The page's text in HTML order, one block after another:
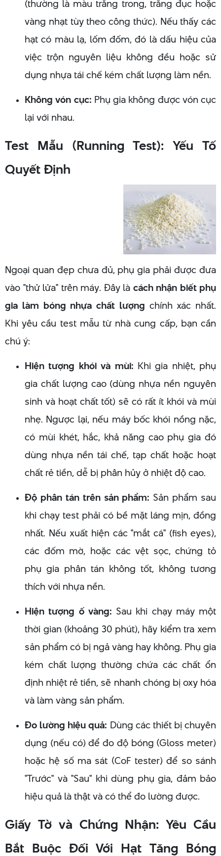
(thường là màu trắng trong, trắng đục hoặc
vàng nhạt tùy theo công thức). Nếu thấy các
hạt có màu lạ, lốm đốm, đó là dấu hiệu của
việc trộn nguyên liệu không đều hoặc sử
dụng nhựa tái chế kém chất lượng làm nền.
Không vón cục: Phụ gia không được vón cục
lại với nhau.
Test Mẫu (Running Test): Yếu Tố
Quyết Định
Ngoại quan đẹp chưa đủ, phụ gia phải được đưa
vào "thử lửa" trên máy. Đây là cách nhận biết phụ
gia làm bóng nhựa chất lượng chính xác nhất.
Khi yêu cầu test mẫu từ nhà cung cấp, bạn cần
chú ý:
Hiện tượng khói và mùi: Khi gia nhiệt, phụ
gia chất lượng cao (dùng nhựa nền nguyên
sinh và hoạt chất tốt) sẽ có rất ít khói và mùi
nhẹ. Ngược lại, nếu máy bốc khói nồng nặc,
có mùi khét, hắc, khả năng cao phụ gia đó
dùng nhựa nền tái chế, tạp chất hoặc hoạt
chất rẻ tiền, dễ bị phân hủy ở nhiệt độ cao.
Độ phân tán trên sản phẩm: Sản phẩm sau
khi chạy test phải có bề mặt láng mịn, đồng
nhất. Nếu xuất hiện các "mắt cá" (fish eyes),
các đốm mờ, hoặc các vệt sọc, chứng tỏ
phụ gia phân tán không tốt, không tương
thích với nhựa nền.
Hiện tượng ố vàng: Sau khi chạy máy một
thời gian (khoảng 30 phút), hãy kiểm tra xem
sản phẩm có bị ngả vàng hay không. Phụ gia
kém chất lượng thường chứa các chất ổn
định nhiệt rẻ tiền, sẽ nhanh chóng bị oxy hóa
và làm vàng sản phẩm.
Đo lường hiệu quả: Dùng các thiết bị chuyên
dụng (nếu có) để đo độ bóng (Gloss meter)
hoặc hệ số ma sát (CoF tester) để so sánh
"Trước" và "Sau" khi dùng phụ gia, đảm bảo
hiệu quả là thật và có thể đo lường được.
Giấy Tờ và Chứng Nhận: Yêu Cầu
Bắt Buộc Đối Với Hạt Tăng Bóng